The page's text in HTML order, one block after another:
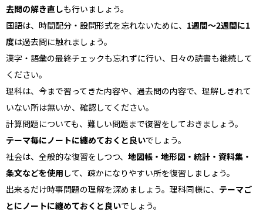
去問の解き直しも行いましょう。
国語は、時間配分・設問形式を忘れないために、 1週間～2週間に1
度は過去問に触れましょう。
漢字・語彙の最終チェックも忘れずに行い、日々の読書も継続して
ください。
理科は、今まで習ってきた内容や、過去問の内容で、理解しきれて
いない所は無いか、確認してください。
計算問題についても、難しい問題まで復習をしておきましょう。
テーマ毎にノートに纏めておくと良いでしょう。
社会は、全般的な復習をしつつ、 地図帳・地形図・統計・資料集・
条文などを使用 して、疎かになりやすい所を復習しましょう。
出来るだけ時事問題の理解を深めましょう。理科同様に、 テーマご
とにノートに纏めておくと良いでしょう。